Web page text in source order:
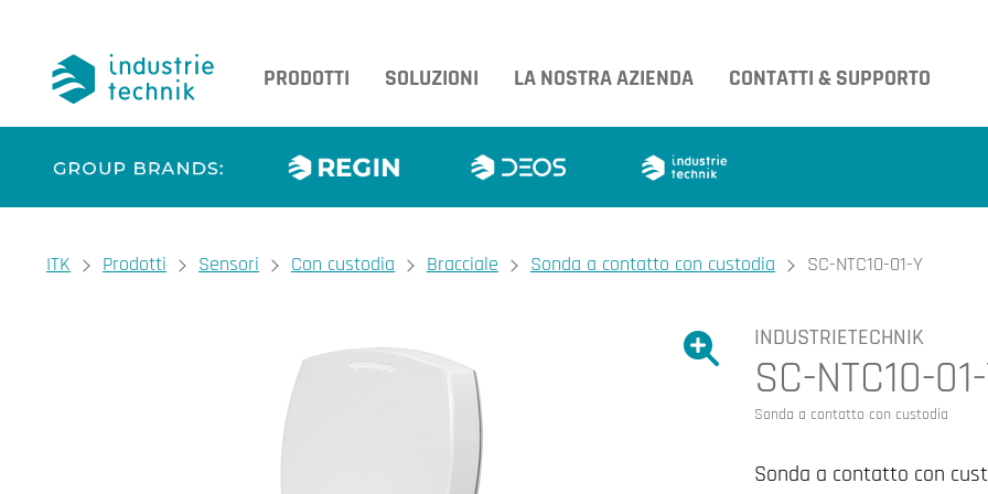
PRODOTTI
SOLUZIONI LA NOSTRA AZIENDA CONTATTI & SUPPORTO
You are here:
ITK Prodotti Sensori Con custodia Bracciale Sonda a contatto con custodia SC-NTC10-01-Y
Ingrandire l'immagine.
Ingrandire
INDUSTRIETECHNIK
SC-NTC10-
Sonda a contatto con custodia
Sonda a contatto con